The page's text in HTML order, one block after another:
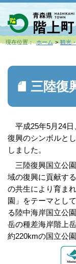
現在位置： ホーム 観光
三陸復
平成25年5月24日
復興のシンボルと
しました。
三陸復興国立公
域の復興に貢献す
の共生により育ま
園」をテーマとし
る陸中海岸国立公
岳の種差海岸階上
約220kmの国立公